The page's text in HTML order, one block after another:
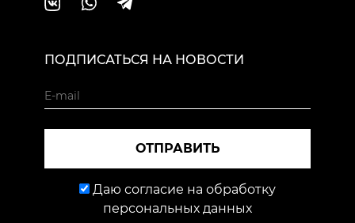
ПОДПИСАТЬСЯ НА НОВОСТИ
ОТПРАВИТЬ
Даю согласие на обработку
персональных данных